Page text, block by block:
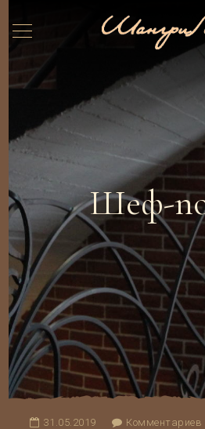
Шеф-
31.05.2019 Комментариев